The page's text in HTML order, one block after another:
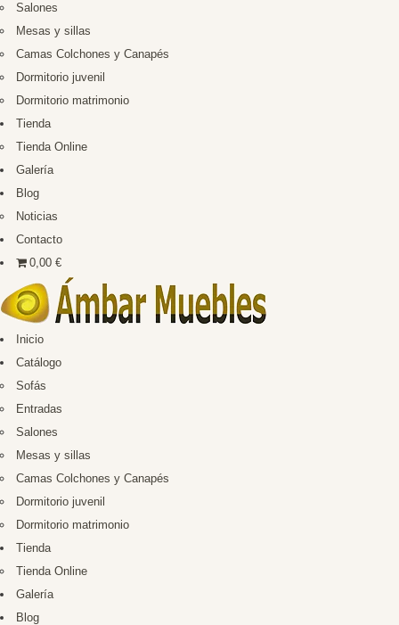
Salones
Mesas y sillas
Camas Colchones y Canapés
Dormitorio juvenil
Dormitorio matrimonio
Tienda
Tienda Online
Galería
Blog
Noticias
Contacto
0,00 €
Inicio
Catálogo
Sofás
Entradas
Salones
Mesas y sillas
Camas Colchones y Canapés
Dormitorio juvenil
Dormitorio matrimonio
Tienda
Tienda Online
Galería
Blog